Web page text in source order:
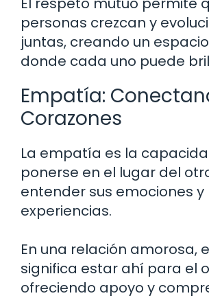
personas crezcan y
juntas, creando un
donde cada uno puede
Empatía:
Corazones
La empatía es la
ponerse en el lugar del
entender sus emociones y
experiencias.
En una relación amorosa,
significa estar ahí para el
ofreciendo apoyo y